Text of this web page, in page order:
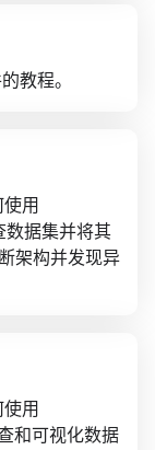
教程。
用
数据集并将其
架构并发现异
用
和可视化数据